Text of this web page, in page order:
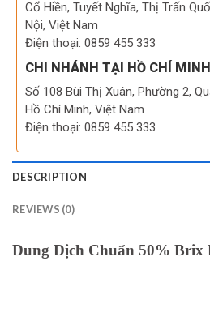
Cổ Hiền, Tuyết Nghĩa, Thị Trấn
Nội, Việt Nam
Điện thoại: 0859 455 333
CHI NHÁNH TẠI HỒ CHÍ MINH
Số 108 Bùi Thị Xuân, Phường 2,
Hồ Chí Minh, Việt Nam
Điện thoại: 0859 455 333
DESCRIPTION
REVIEWS (0)
Dung Dịch Chuẩn 50% Brix